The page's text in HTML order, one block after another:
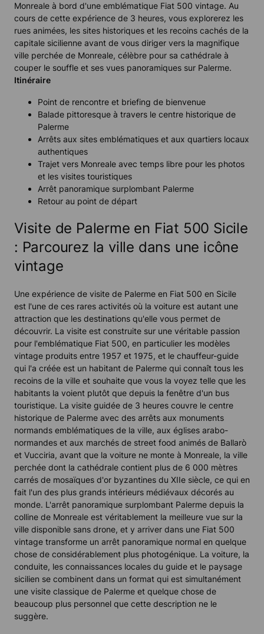
Monreale à bord d'une emblématique Fiat 500 vintage. Au
cours de cette expérience de 3 heures, vous explorerez les
rues animées, les sites historiques et les recoins cachés de la
capitale sicilienne avant de vous diriger vers la magnifique
ville perchée de Monreale, célèbre pour sa cathédrale à
couper le souffle et ses vues panoramiques sur Palerme.
Itinéraire
Point de rencontre et briefing de bienvenue
Balade pittoresque à travers le centre historique de
Palerme
Arrêts aux sites emblématiques et aux quartiers locaux
authentiques
Trajet vers Monreale avec temps libre pour les photos
et les visites touristiques
Arrêt panoramique surplombant Palerme
Retour au point de départ
Visite de Palerme en Fiat 500 Sicile
: Parcourez la ville dans une icône
vintage
Une expérience de visite de Palerme en Fiat 500 en Sicile
est l'une de ces rares activités où la voiture est autant une
attraction que les destinations qu'elle vous permet de
découvrir. La visite est construite sur une véritable passion
pour l'emblématique Fiat 500, en particulier les modèles
vintage produits entre 1957 et 1975, et le chauffeur-guide
qui l'a créée est un habitant de Palerme qui connaît tous les
recoins de la ville et souhaite que vous la voyez telle que les
habitants la voient plutôt que depuis la fenêtre d'un bus
touristique. La visite guidée de 3 heures couvre le centre
historique de Palerme avec des arrêts aux monuments
normands emblématiques de la ville, aux églises arabo-
normandes et aux marchés de street food animés de Ballarò
et Vucciria, avant que la voiture ne monte à Monreale, la ville
perchée dont la cathédrale contient plus de 6 000 mètres
carrés de mosaïques d'or byzantines du XIIe siècle, ce qui en
fait l'un des plus grands intérieurs médiévaux décorés au
monde. L'arrêt panoramique surplombant Palerme depuis la
colline de Monreale est véritablement la meilleure vue sur la
ville disponible sans drone, et y arriver dans une Fiat 500
vintage transforme un arrêt panoramique normal en quelque
chose de considérablement plus photogénique. La voiture, la
conduite, les connaissances locales du guide et le paysage
sicilien se combinent dans un format qui est simultanément
une visite classique de Palerme et quelque chose de
beaucoup plus personnel que cette description ne le
suggère.